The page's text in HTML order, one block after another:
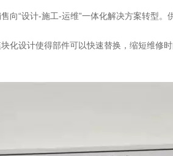
向“设计-施工-运维”一体化解决方案转型
化设计使得部件可以快速替换，缩短维修